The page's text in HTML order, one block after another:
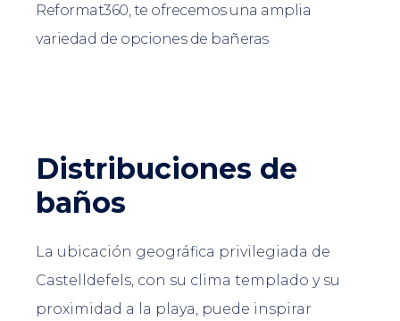
Reformat360, te ofrecemos una amplia
variedad de opciones de bañeras
Distribuciones de
baños
La ubicación geográfica privilegiada de
Castelldefels, con su clima templado y su
proximidad a la playa, puede inspirar